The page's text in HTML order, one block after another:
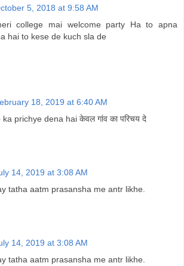
5, 2018 at 9:58 AM
college mai welcome party Ha to apna
hai to kese de kuch sla de
18, 2019 at 6:40 AM
prichye dena hai केवल गांव का परिचय दे
14, 2019 at 3:08 AM
tatha aatm prasansha me antr likhe.
14, 2019 at 3:08 AM
tatha aatm prasansha me antr likhe.